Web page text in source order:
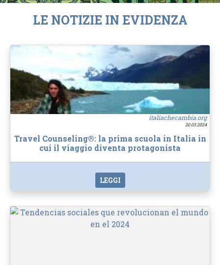
LE NOTIZIE IN EVIDENZA
italiachecambia.org
20.03.2024
Travel Counseling®: la prima scuola in Italia in
cui il viaggio diventa protagonista
LEGGI